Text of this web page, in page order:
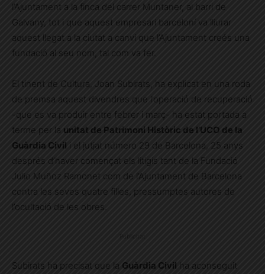
l’Ajuntament a la finca del carrer Muntaner, al barri de
Galvany, tot i que aquest empresari barceloní va lliurar
aquest llegat a la ciutat a canvi que l’Ajuntament creés una
fundació al seu nom, tal com va fer.
El tinent de Cultura, Joan Subirats, ha explicat en una roda
de premsa aquest divendres que l’operació de recuperació
-que es va produir entre febrer i març- ha estat portada a
terme per la unitat de Patrimoni Històric de l’UCO de la
Guàrdia Civil i el jutjat número 29 de Barcelona, 25 anys
després d’haver començat els litigis tant de la Fundació
Julio Muñoz Ramonet com de l’Ajuntament de Barcelona
contra les seves quatre filles, pressumptes autores de
l’ocultació de les obres.
Subirats ha precisat que la Guàrdia Civil ha aconseguit